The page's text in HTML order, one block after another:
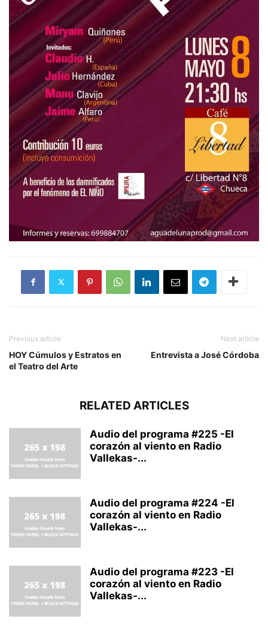
Previous article
HOY Cúmulos y Estratos en
el Teatro del Arte
Next article
Entrevista a José Córdoba
RELATED ARTICLES
Audio del programa #225 -El
corazón al viento en Radio
Vallekas-...
Audio del programa #224 -El
corazón al viento en Radio
Vallekas-...
Audio del programa #223 -El
corazón al viento en Radio
Vallekas-...